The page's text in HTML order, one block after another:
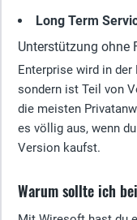
Long Term
Unterstützung ohne
Enterprise wird in
sondern ist Teil von
die meisten
es völlig aus, wenn
Version kaufst.
Warum sollte ich